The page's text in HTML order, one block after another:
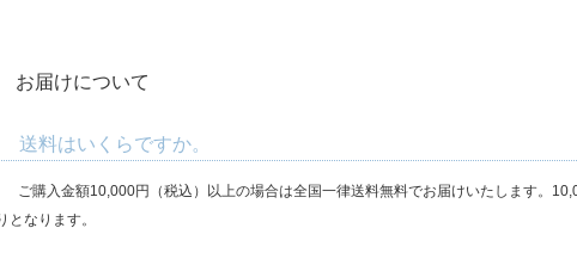
お届けについて
送料はいくらですか。
ご購入金額10,000円（税込）以上の場合は全国一律送料無料でお届けいたします。
となります。